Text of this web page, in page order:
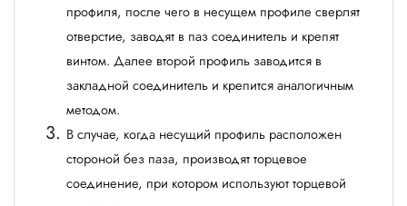
профиля, после чего в несущем профиле сверлят
отверстие, заводят в паз соединитель и крепят
винтом. Далее второй профиль заводится в
закладной соединитель и крепится аналогичным
методом.
В случае, когда несущий профиль расположен
стороной без паза, производят торцевое
соединение, при котором используют торцевой